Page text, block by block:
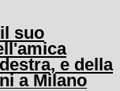
suo
e della
a Milano